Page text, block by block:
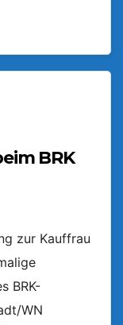
BRK
zur Kauffrau
BRK-
WN